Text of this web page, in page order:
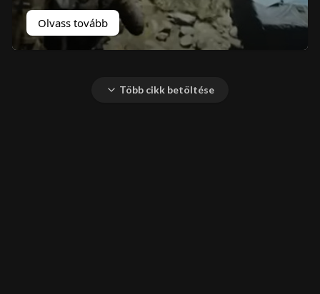
Olvass tovább
Több cikk betöltése